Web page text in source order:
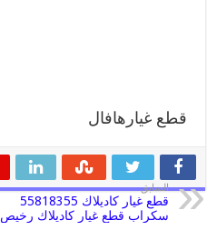
قطع غيارهافال
السابق
قطع غيار كاديلاك 55818355
سكراب قطع غيار كاديلاك رخيص